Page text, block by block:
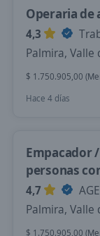
Operaria de
4,3
Palmira, Valle
$ 1.750.905,00
Hace 4 días
Empacador
personas
4,7
Palmira, Valle
$ 1.750.905,00